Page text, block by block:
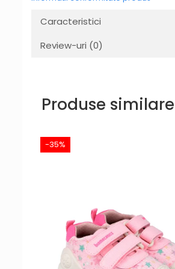
Caracteristici
Review-uri (0)
Produse similare
-35%